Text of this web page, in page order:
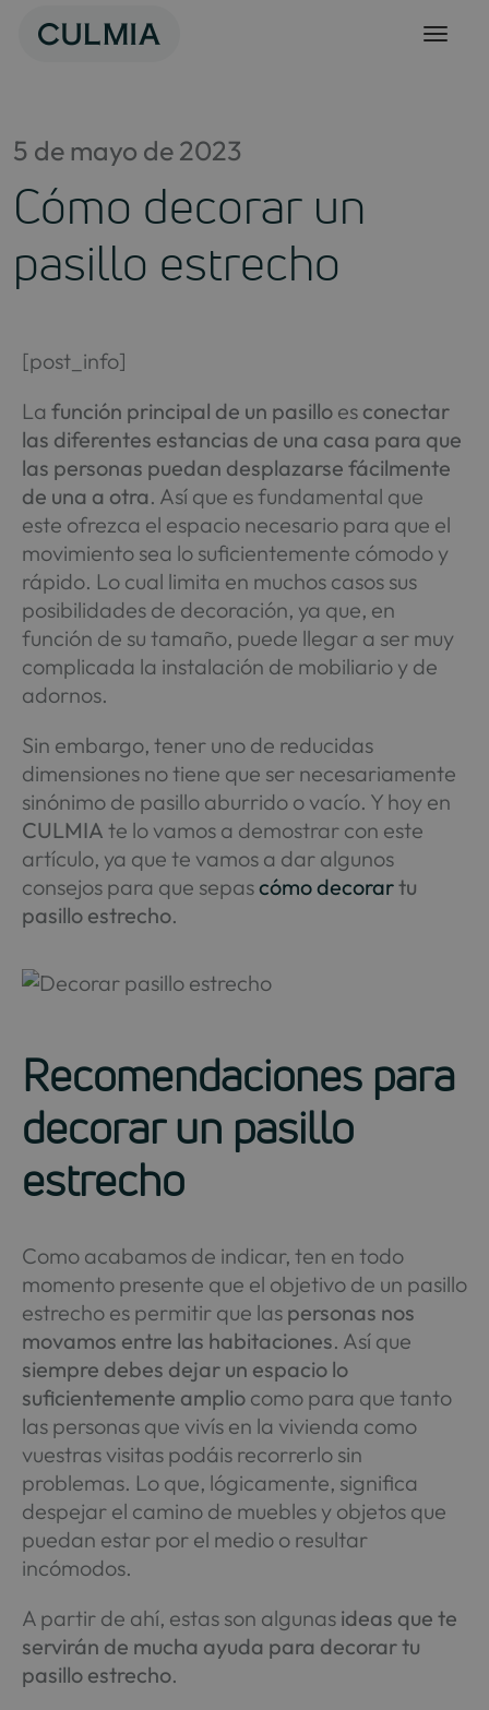
5 de mayo de 2023
Cómo decorar un
pasillo estrecho
[post_info]
La función principal de un pasilloes conectar
las diferentes estancias de una casa para que
las personas puedan desplazarse fácilmente
de una a otra. Así que es fundamental que
este ofrezca el espacio necesario para que el
movimiento sea lo suficientemente cómodo y
rápido. Lo cual limita en muchos casos sus
posibilidades de decoración, ya que, en
función de su tamaño, puede llegar a ser muy
complicada la instalación de mobiliario y de
adornos.
Sin embargo, tener uno de reducidas
dimensiones no tiene que ser necesariamente
sinónimo de pasillo aburrido o vacío. Y hoy en
CULMIA te lo vamos a demostrar con este
artículo, ya que te vamos a dar algunos
consejos para que sepascómo decorartu
pasillo estrecho.
Recomendaciones para
decorar un pasillo
estrecho
Como acabamos de indicar, ten en todo
momento presente que el objetivo de un pasillo
estrecho es permitir que las personas nos
movamos entre las habitaciones. Así que
siempre debes dejar un espacio lo
suficientemente ampliocomo para que tanto
las personas que vivís en la vivienda como
vuestras visitas podáis recorrerlo sin
problemas. Lo que, lógicamente, significa
despejar el camino de muebles y objetos que
puedan estar por el medio o resultar
incómodos.
A partir de ahí, estas son algunasideas que te
servirán de mucha ayuda para decorar tu
pasillo estrecho.